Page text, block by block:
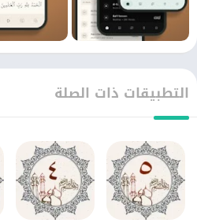
التطبيقات ذات الصلة